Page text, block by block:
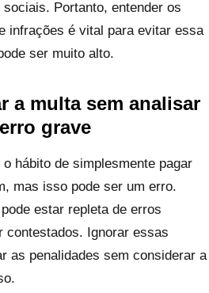
Portanto, entender os
infrações é vital para evitar essa
ser muito alto.
a multa sem analisar
grave
hábito de simplesmente pagar
mas isso pode ser um erro.
estar repleta de erros
contestados. Ignorar essas
as penalidades sem considerar a